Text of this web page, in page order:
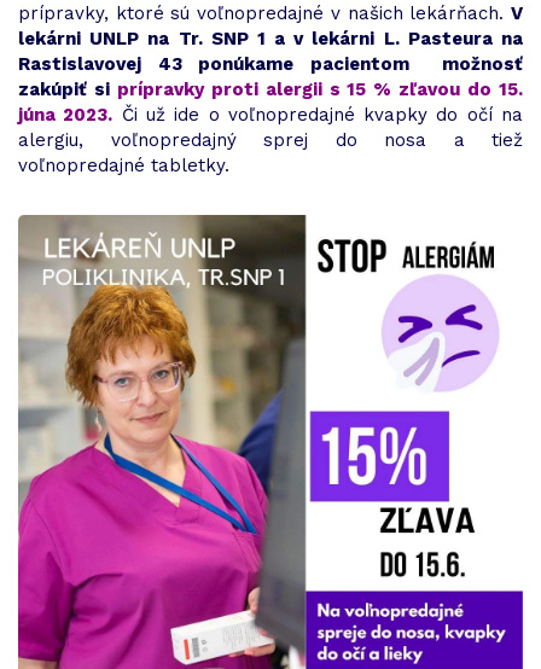
prípravky, ktoré sú voľnopredajné v našich lekárňach. V
lekárni UNLP na Tr. SNP 1 a v lekárni L. Pasteura na
Rastislavovej 43 ponúkame pacientom možnosť
zakúpiť si prípravky proti alergii s 15 % zľavou do 15.
júna 2023. Či už ide o voľnopredajné kvapky do očí na
alergiu, voľnopredajný sprej do nosa a tiež
voľnopredajné tabletky.